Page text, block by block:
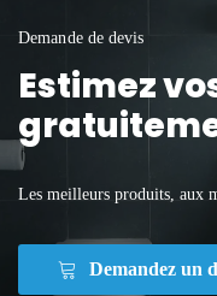
Demande de devis
Estimez
Les meilleurs produits, aux
Demandez un